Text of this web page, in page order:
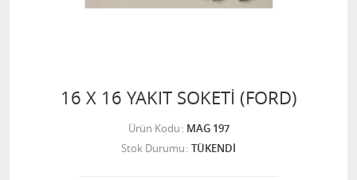
16 X 16 YAKIT SOKETİ (FORD)
Ürün Kodu MAG 197
Stok Durumu TÜKENDİ